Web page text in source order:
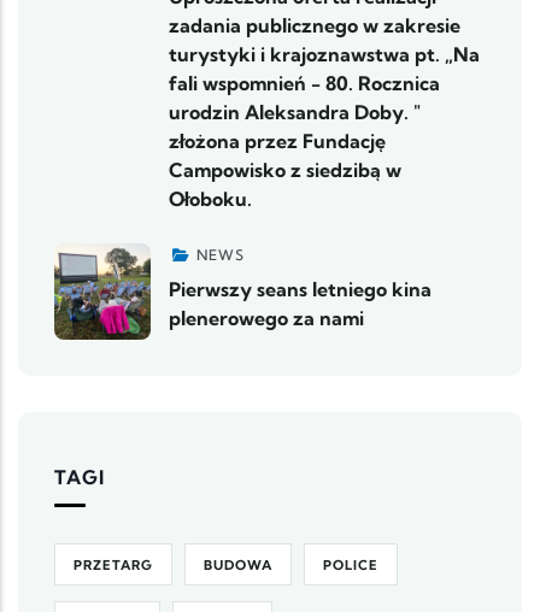
zadania publicznego w zakresie
turystyki i krajoznawstwa pt. „Na
fali wspomnień - 80. Rocznica
urodzin Aleksandra Doby. "
złożona przez Fundację
Campowisko z siedzibą w
Ołoboku.
NEWS
Pierwszy seans letniego kina
plenerowego za nami
TAGI
PRZETARG BUDOWA POLICE